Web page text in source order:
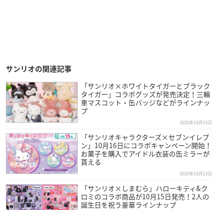
サンリオの関連記事
「サンリオ×ホワイトタイガーとブラック
タイガー」コラボグッズが発売決定！三輪
車マスコット・缶バッジなどがラインナッ
プ
2025年10月15日
「サンリオキャラクターズ×セブンイレブ
ン」10月16日にコラボキャンペーン開始！
お菓子を購入でアイドル衣装の缶ミラーが
貰える
2025年10月13日
「サンリオ×しまむら」ハローキティ&ク
ロミのコラボ商品が10月15日発売！2人の
誕生日を祝う豪華ラインナップ